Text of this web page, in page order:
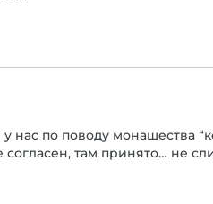
у нас по поводу монашества
согласен, там принято… не